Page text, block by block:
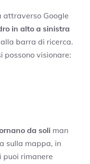
attraverso Google
in alto a sinistra
barra di ricerca.
possono visionare:
da soli man
sulla mappa, in
puoi rimanere